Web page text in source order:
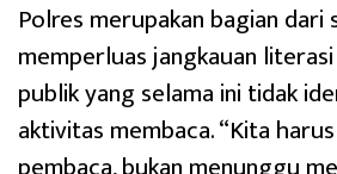
Polres merupakan bagian
memperluas jangkauan
publik yang selama ini tidak
aktivitas membaca. “Kita